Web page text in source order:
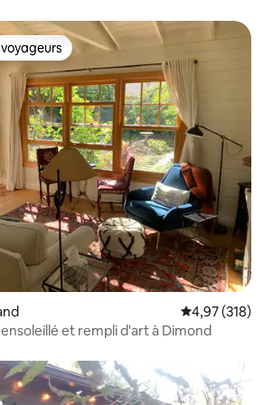
les plus appréciés
Évaluation
4,97 (318)
et rempli d'art à Dimond